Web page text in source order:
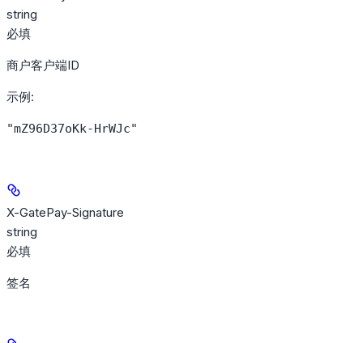
string
必填
商户客户端ID
示例:
"mZ96D37oKk-HrWJc"
X-GatePay-Signature
string
必填
签名